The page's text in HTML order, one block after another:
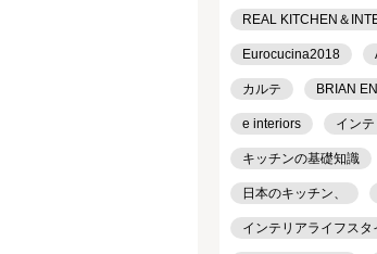
REAL KITCHEN＆
Eurocucina2018
カルテ BRIAN
e interiors イン
キッチンの基礎知識
日本のキッチン、
インテリアライフスタ